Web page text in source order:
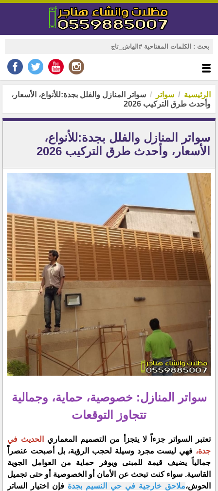
الرئيسية سواتر
سواتر المنازل والفلل بجدة:للأنواع، الأسعار،
وأحدث طرق التركيب 2026
سواتر المنازل والفلل بجدة:للأنواع،
الأسعار، وأحدث طرق التركيب 2026
سواتر المنازل: خصوصية، حماية، وجمالية
تتجاوز التوقعات
​تعتبر السواتر جزءاً لا يتجزأ من التصميم المعماري
الحديث في
جدة، فهي ليست مجرد وسيلة لحجب الرؤية، بل أصبحت عنصراً
جمالياً يضيف قيمة للمبنى ويوفر حماية من العوامل الجوية
القاسية. سواء كنت تبحث عن الأمان أو الخصوصية أو حتى تجميل
الحوش،ملاحق خارجية في حي النسيم بجدة فإن اختيار الساتر